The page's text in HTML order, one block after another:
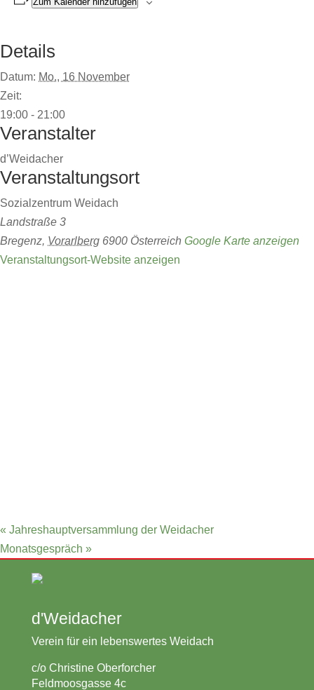
Details
Datum: Mo., 16 November
Zeit:
19:00 - 21:00
Veranstalter
d’Weidacher
Veranstaltungsort
Sozialzentrum Weidach
Landstraße 3
Bregenz, Vorarlberg 6900 Österreich Google Karte anzeigen
Veranstaltungsort-Website anzeigen
« Jahreshauptversammlung der Weidacher
Monatsgespräch »
d'Weidacher
Verein für ein lebenswertes Weidach
c/o Christine Oberforcher
Feldmoosgasse 4c